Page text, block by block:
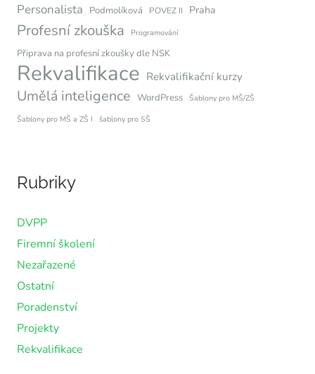
Personalista Podmolíková POVEZ II Praha
Profesní zkouška Programování
Připrava na profesní zkoušky dle NSK
Rekvalifikace Rekvalifikační kurzy
Umělá inteligence WordPress Šablony pro MŠ/ZŠ
Šablony pro MŠ a ZŠ I
šablony pro SŠ
Rubriky
DVPP
Firemní školení
Nezařazené
Ostatní
Poradenství
Projekty
Rekvalifikace